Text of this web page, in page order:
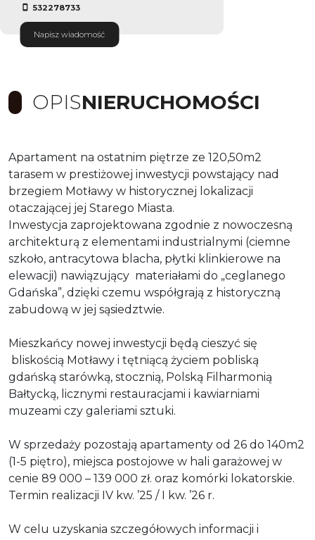
532278733
Napisz wiadomość
OPISNIERUCHOMOŚCI
Apartament na ostatnim piętrze ze 120,50m2
tarasem w prestiżowej inwestycji powstający nad
brzegiem Motławy w historycznej lokalizacji
otaczającej jej Starego Miasta.
Inwestycja zaprojektowana zgodnie z nowoczesną
architekturą z elementami industrialnymi (ciemne
szkoło, antracytowa blacha, płytki klinkierowe na
elewacji) nawiązujący materiałami do „ceglanego
Gdańska”, dzięki czemu współgrają z historyczną
zabudową w jej sąsiedztwie.
Mieszkańcy nowej inwestycji będą cieszyć się
bliskością Motławy i tętniącą życiem pobliską
gdańską starówką, stocznią, Polską Filharmonią
Bałtycką, licznymi restauracjami i kawiarniami
muzeami czy galeriami sztuki.
W sprzedaży pozostają apartamenty od 26 do 140m2
(1-5 piętro), miejsca postojowe w hali garażowej w
cenie 89 000 – 139 000 zł. oraz komórki lokatorskie.
Termin realizacji IV kw. ’25 / I kw. ’26 r.
W celu uzyskania szczegółowych informacji i